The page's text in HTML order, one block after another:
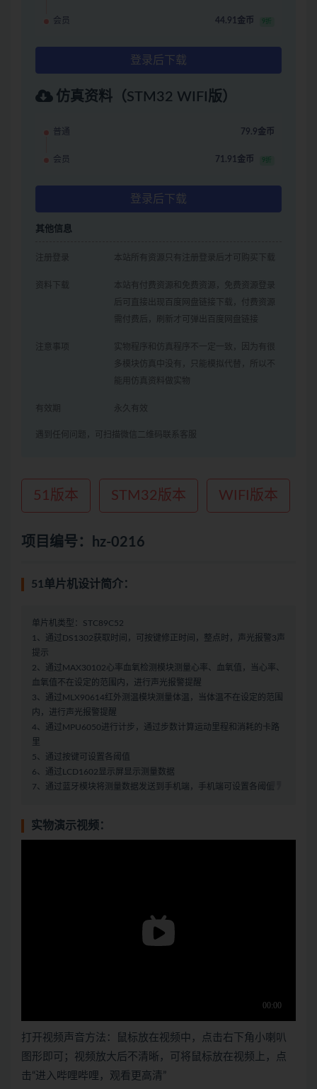
会员 44.91金币 9折
登录后下载
仿真资料（STM32 WIFI版）
普通 79.9金币
会员 71.91金币 9折
登录后下载
其他信息
注册登录 本站所有资源只有注册登录后才可购买下载
资料下载
本站有付费资源和免费资源，免费资源登录
后可直接出现百度网盘链接下载，付费资源
需付费后，刷新才可弹出百度网盘链接
注意事项
实物程序和仿真程序不一定一致，因为有很
多模块仿真中没有，只能模拟代替，所以不
能用仿真资料做实物
有效期 永久有效
遇到任何问题，可扫描微信二维码联系客服
51版本 STM32版本 WIFI版本
项目编号：hz-0216
51单片机设计简介：
单片机类型：STC89C52
1、通过DS1302获取时间，可按键修正时间，整点时，声光报警3声
提示
2、通过MAX30102心率血氧检测模块测量心率、血氧值，当心率、
血氧值不在设定的范围内，进行声光报警提醒
3、通过MLX90614红外测温模块测量体温，当体温不在设定的范围
内，进行声光报警提醒
4、通过MPU6050进行计步，通过步数计算运动里程和消耗的卡路
里
5、通过按键可设置各阈值
6、通过LCD1602显示屏显示测量数据
7、通过蓝牙模块将测量数据发送到手机端，手机端可设置各阈值
实物演示视频：
打开视频声音方法：鼠标放在视频中，点击右下角小喇叭
图形即可；视频放大后不清晰，可将鼠标放在视频上，点
击“进入哔哩哔哩，观看更高清”